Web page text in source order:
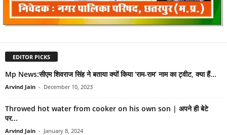
EDITOR PICKS
Mp News:सीएम शिवराज सिंह ने बताया क्यों किया ‘राम-राम’ नाम का ट्वीट, क्या हैं...
Arvind Jain - December 10, 2023
Throwed hot water from cooker on his own son | अपने ही बेटे
पर...
Arvind Jain - January 8, 2024